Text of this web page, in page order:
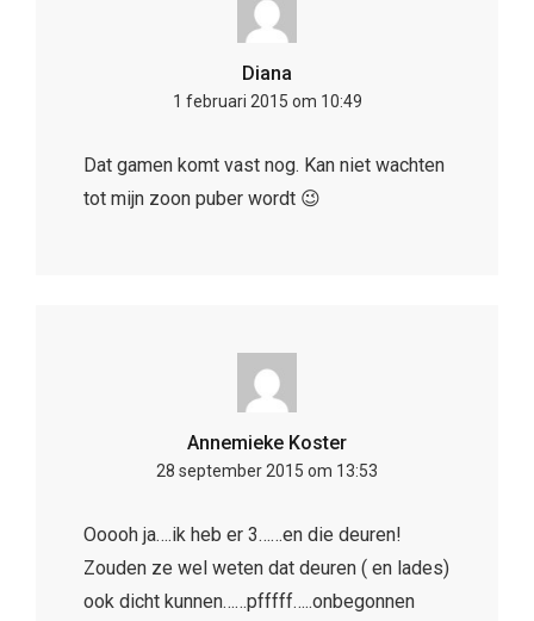
Diana
1 februari 2015 om 10:49
Dat gamen komt vast nog. Kan niet wachten
tot mijn zoon puber wordt 😉
Annemieke Koster
28 september 2015 om 13:53
Ooooh ja….ik heb er 3……en die deuren!
Zouden ze wel weten dat deuren ( en lades)
ook dicht kunnen……pfffff…..onbegonnen